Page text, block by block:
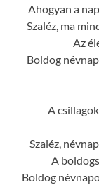
Ahogyan a
Szaléz, ma
Az
Boldog
A
Szaléz,
A
Boldog